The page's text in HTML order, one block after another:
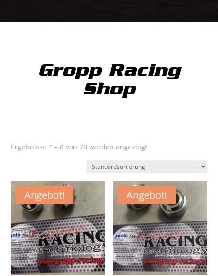
Gropp Racing
Shop
Ergebnisse 1 – 8 von 70 werden angezeigt
Angebot! Angebot!